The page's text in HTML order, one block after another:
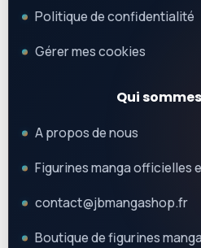
Politique de confidentialité
Gérer mes cookies
Qui
A propos de nous
Figurines manga officielles
contact@jbmangashop.fr
Boutique de figurines